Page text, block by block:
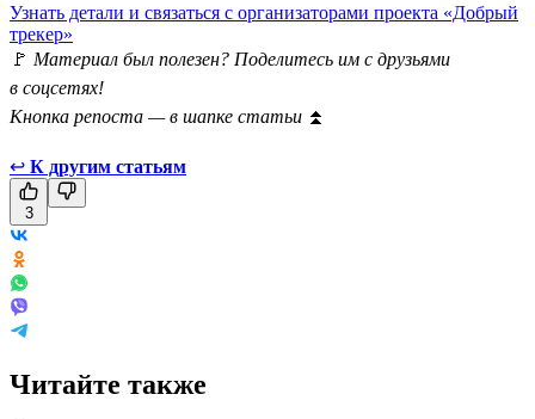
Узнать детали и связаться с организаторами проекта «Добрый
трекер»
🚩 Материал был полезен? Поделитесь им с друзьями
в соцсетях!
Кнопка репоста — в шапке статьи ⏫
↩ К другим статьям
3
Читайте также